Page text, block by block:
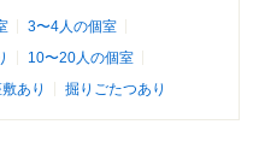
3〜4人の個室
10〜20人の個室
あり 掘りごたつあり